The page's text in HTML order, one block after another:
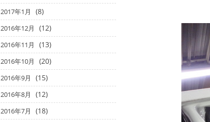
2017年1月 (8)
2016年12月 (12)
2016年11月 (13)
2016年10月 (20)
2016年9月 (15)
2016年8月 (12)
2016年7月 (18)